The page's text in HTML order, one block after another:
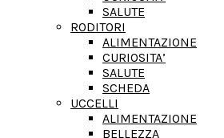
SALUTE
RODITORI
ALIMENTAZIONE
CURIOSITA’
SALUTE
SCHEDA
UCCELLI
ALIMENTAZIONE
BELLEZZA